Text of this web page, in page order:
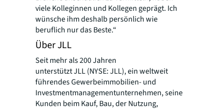
viele Kolleginnen und Kollegen geprägt. Ich
wünsche ihm deshalb persönlich wie
beruflich nur das Beste.“
Über JLL
Seit mehr als 200 Jahren
unterstützt JLL (NYSE: JLL), ein weltweit
führendes Gewerbeimmobilien- und
Investmentmanagementunternehmen, seine
Kunden beim Kauf, Bau, der Nutzung,